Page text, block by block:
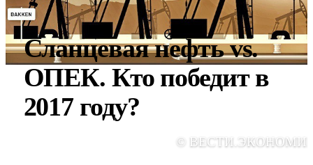
Сланцевая нефть vs.
ОПЕК. Кто победит в
2017 году?
©